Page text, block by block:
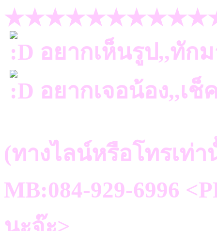
อยากเห็นรูป,,ทัก
อยากเจอน้อง,,เช็
(ทางไลน์หรือโทรเท่
MB:084-929-6996